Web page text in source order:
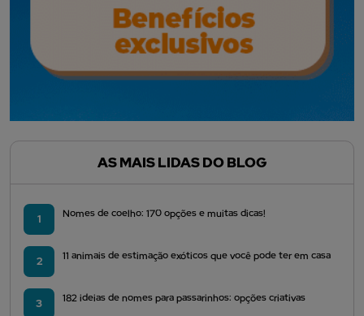
AS MAIS LIDAS DO BLOG
1 Nomes de coelho: 170 opções e muitas dicas!
2 11 animais de estimação exóticos que você pode ter em casa
3 182 ideias de nomes para passarinhos: opções criativas